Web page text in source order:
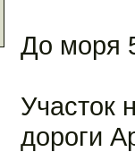
До моря
Участок
дороги